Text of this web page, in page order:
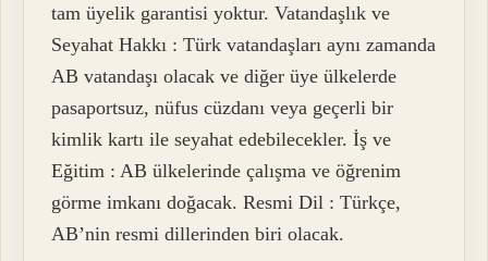
tam üyelik garantisi yoktur. Vatandaşlık ve
Seyahat Hakkı : Türk vatandaşları aynı zamanda
AB vatandaşı olacak ve diğer üye ülkelerde
pasaportsuz, nüfus cüzdanı veya geçerli bir
kimlik kartı ile seyahat edebilecekler. İş ve
Eğitim : AB ülkelerinde çalışma ve öğrenim
görme imkanı doğacak. Resmi Dil : Türkçe,
AB’nin resmi dillerinden biri olacak.